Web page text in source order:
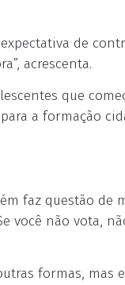
de
acrescenta.
que
a formação
faz questão de
você não vota,
formas, mas